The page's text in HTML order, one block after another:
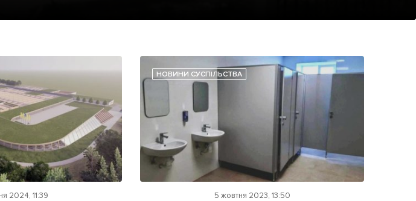
2024, 11:39
НОВИНИ СУСПІЛЬСТВА
5 жовтня 2023, 13:50